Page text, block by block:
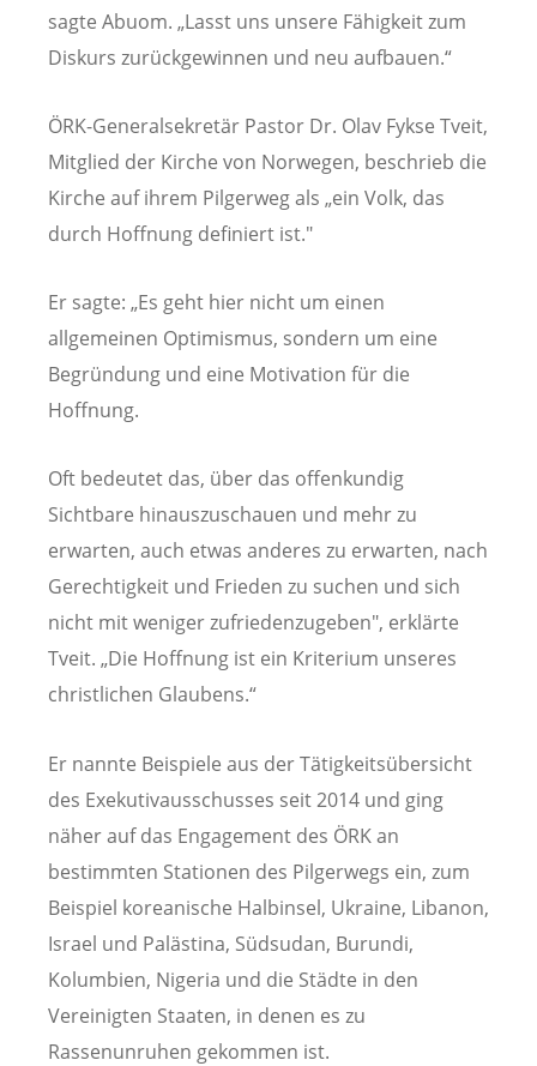
sagte Abuom. „Lasst uns unsere Fähigkeit zum
Diskurs zurückgewinnen und neu aufbauen.“
ÖRK-Generalsekretär Pastor Dr. Olav Fykse Tveit,
Mitglied der Kirche von Norwegen, beschrieb die
Kirche auf ihrem Pilgerweg als „ein Volk, das
durch Hoffnung definiert ist."
Er sagte: „Es geht hier nicht um einen
allgemeinen Optimismus, sondern um eine
Begründung und eine Motivation für die
Hoffnung.
Oft bedeutet das, über das offenkundig
Sichtbare hinauszuschauen und mehr zu
erwarten, auch etwas anderes zu erwarten, nach
Gerechtigkeit und Frieden zu suchen und sich
nicht mit weniger zufriedenzugeben", erklärte
Tveit. „Die Hoffnung ist ein Kriterium unseres
christlichen Glaubens.“
Er nannte Beispiele aus der Tätigkeitsübersicht
des Exekutivausschusses seit 2014 und ging
näher auf das Engagement des ÖRK an
bestimmten Stationen des Pilgerwegs ein, zum
Beispiel koreanische Halbinsel, Ukraine, Libanon,
Israel und Palästina, Südsudan, Burundi,
Kolumbien, Nigeria und die Städte in den
Vereinigten Staaten, in denen es zu
Rassenunruhen gekommen ist.